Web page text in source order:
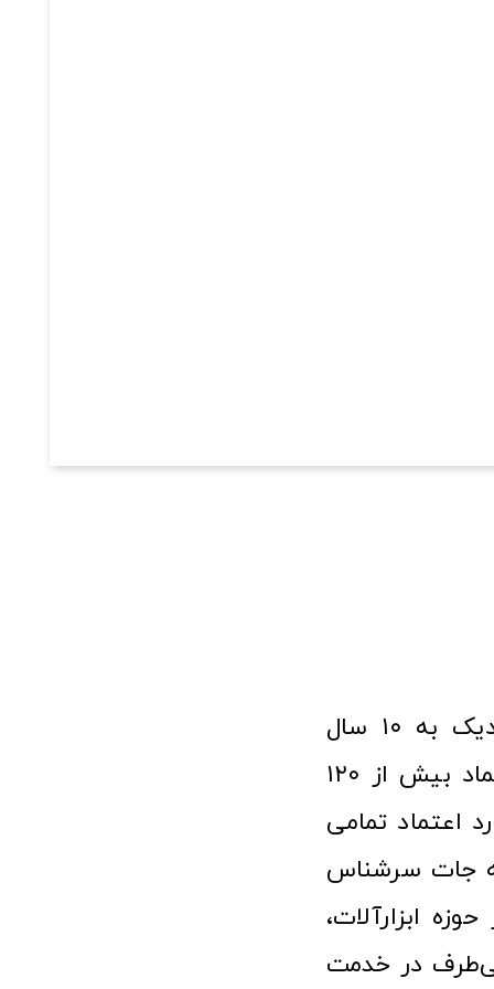
فروشگاه آنلاین ابزار و تجهیزات صنعتی کولیس با افتخار نزدیک به ۱۰ سال
فعالیت در عرصه ابزارآلات و کالاهای صنعتی توانسته مورد اعتماد بیش از ۱۲۰
اعتماد تمامی
جات سرشناس
ابزارآلات،
در خدمت